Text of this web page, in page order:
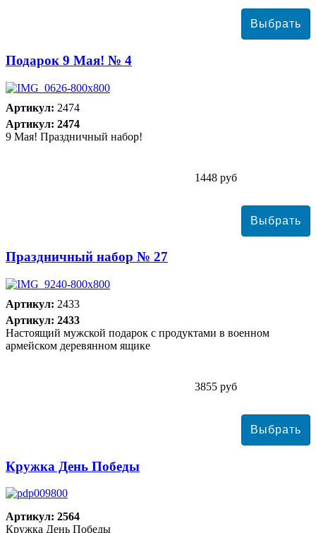
Подарок 9 Мая! № 4
Артикул: 2474
Артикул: 2474
9 Мая! Праздничный набор!
1448 руб
Праздничный набор № 27
Артикул: 2433
Артикул: 2433
Настоящий мужской подарок с продуктами в военном
армейском деревянном ящике
3855 руб
Кружка День Победы
Артикул: 2564
Кружка День Победы